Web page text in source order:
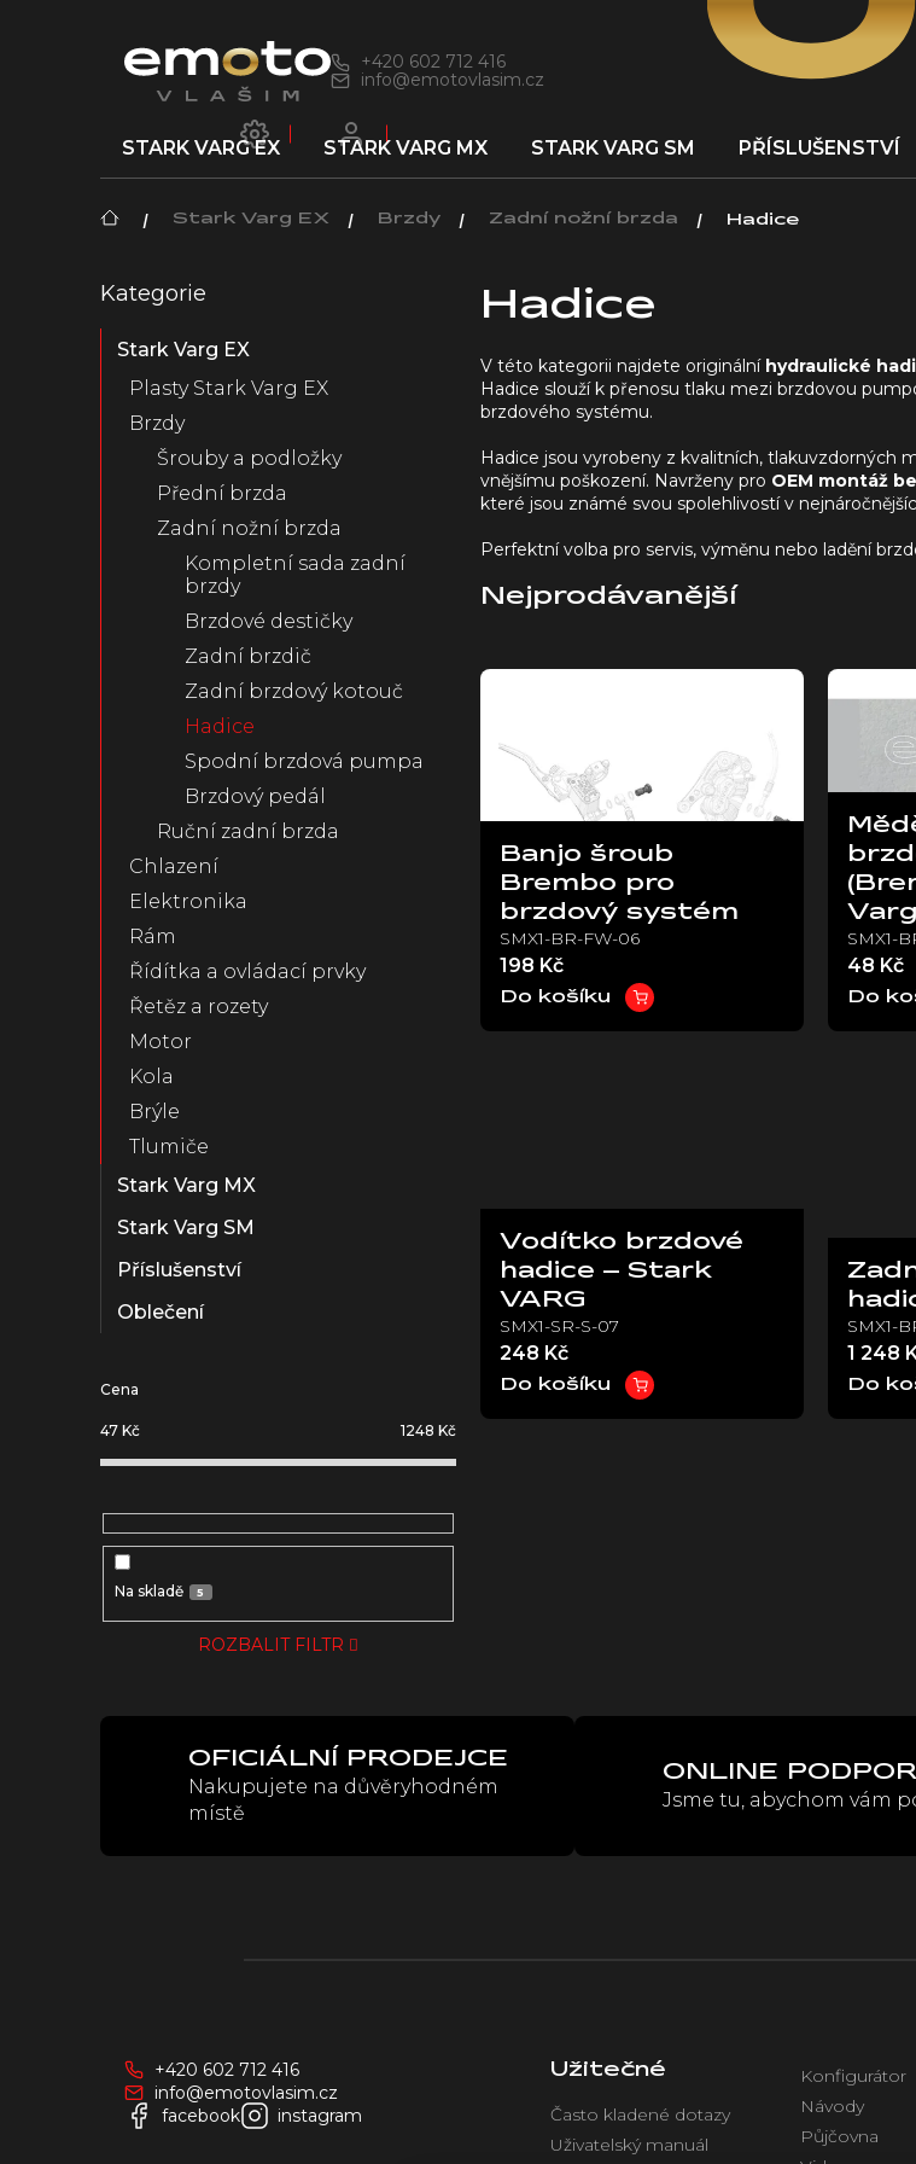
+420 602 712 416
info@emotovlasim.cz
STARK VARG EX STARK VARG MX STARK VARG SM PŘÍSLUŠENSTVÍ
DomůStark Varg EX Brzdy Zadní nožní brzda Hadice
o
s
Přeskočit
Kategorie
Stark Varg EX
Plasty Stark Varg EX
Brzdy
Šrouby a podložky
Přední brzda
Zadní nožní brzda
Kompletní sada zadní
brzdy
Brzdové destičky
Zadní brzdič
Zadní brzdový kotouč
Hadice
Spodní brzdová pumpa
Brzdový pedál
Ruční zadní brzda
Chlazení
Elektronika
Rám
Řídítka a ovládací prvky
Řetěz a rozety
Motor
Kola
Brýle
Tlumiče
Stark Varg MX
Stark Varg SM
Příslušenství
Oblečení
Cena
47 Kč 1248 Kč
Na skladě 5
ROZBALIT FILTR
Hadice
V této kategorii najdete originální hydraulické
Hadice slouží k přenosu tlaku mezi brzdovou
brzdového systému.
Hadice jsou vyrobeny z kvalitních, tlakuvzdorných
vnějšímu poškození. Navrženy pro OEM montáž
které jsou známé svou spolehlivostí v
Perfektní volba pro servis, výměnu nebo ladění
Nejprodávanější
V
r
Banjo šroub
Brembo pro
brzdový systém
SMX1-BR-FW-06
198 Kč
Do košíku
SMX1-
48 Kč
Do
Vodítko brzdové
hadice – Stark
VARG
SMX1-SR-S-07
248 Kč
Do košíku
SMX1-
1 248
Do
OFICIÁLNÍ PRODEJCE
Nakupujete na důvěryhodném
místě
ONLINE
Jsme tu, abychom vám
+420 602 712 416
info@emotovlasim.cz
facebook
instagram
Užitečné
Často kladené dotazy
Uživatelský manuál
Konfigurátor
Návody
Půjčovna